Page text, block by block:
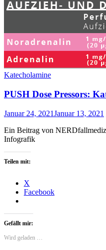
Katecholamine
PUSH Dose Pressors:
Januar 24, 2021Januar 13, 2021
Ein Beitrag von
Infografik
Teilen mit:
X
Facebook
Gefällt mir:
Wird geladen …